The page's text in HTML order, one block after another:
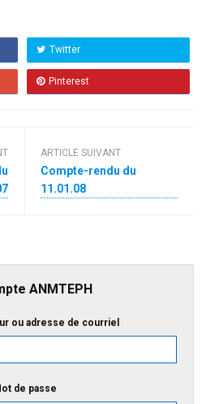
Twitter
Pinterest
ARTICLE SUIVANT
Compte-rendu du
11.01.08
ANMTEPH
ou adresse de courriel
de passe